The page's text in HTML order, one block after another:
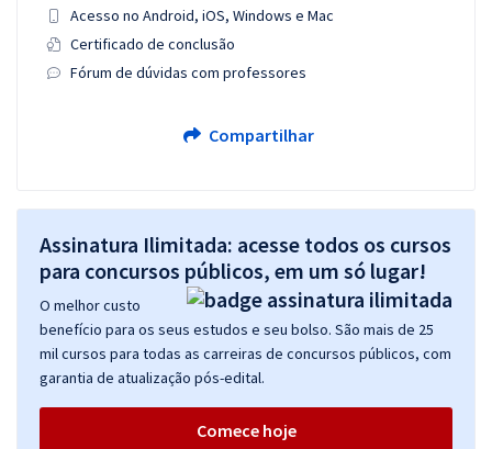
Acesso no Android, iOS, Windows e Mac
Certificado de conclusão
Fórum de dúvidas com professores
Compartilhar
Assinatura Ilimitada: acesse todos os cursos
para concursos públicos, em um só lugar!
O melhor custo
benefício para os seus estudos e seu bolso. São mais de 25
mil cursos para todas as carreiras de concursos públicos, com
garantia de atualização pós-edital.
Comece hoje